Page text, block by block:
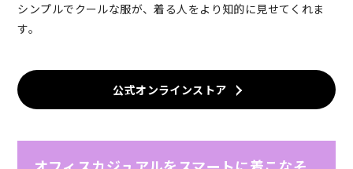
シンプルでクールな服が、着る人をより知的に見せてくれま
す。
公式オンラインストア